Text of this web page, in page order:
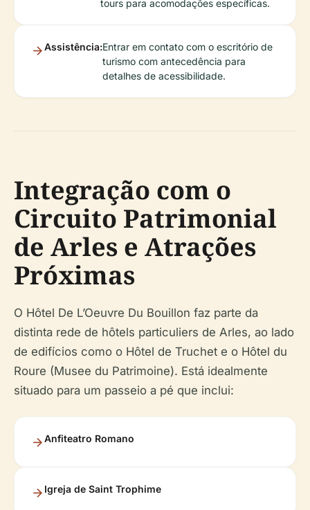
tours para acomodações específicas.
Assistência:Entrar em contato com o escritório de
turismo com antecedência para
detalhes de acessibilidade.
Integração com o
Circuito Patrimonial
de Arles e Atrações
Próximas
O Hôtel De L’Oeuvre Du Bouillon faz parte da
distinta rede de hôtels particuliers de Arles, ao lado
de edifícios como o Hôtel de Truchet e o Hôtel du
Roure (Musee du Patrimoine). Está idealmente
situado para um passeio a pé que inclui:
Anfiteatro Romano
Igreja de Saint Trophime